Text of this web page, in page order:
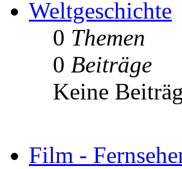
Weltgeschichte
0 Themen
0 Beiträge
Keine
Film -